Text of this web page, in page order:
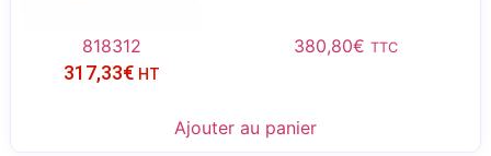
818312 380,80€ TTC
317,33€ HT
Ajouter au panier